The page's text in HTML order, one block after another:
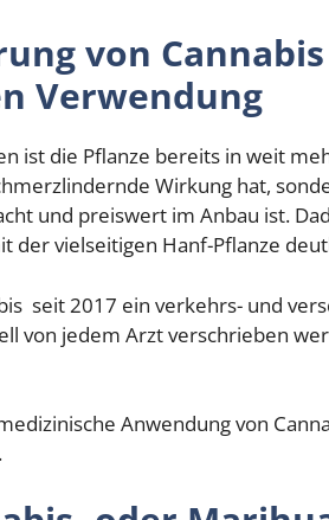
von
Verwendung
ist die Pflanze bereits in weit
Wirkung hat,
und preiswert im Anbau ist.
der vielseitigen Hanf-Pflanze
seit 2017 ein verkehrs- und
von jedem Arzt verschrieben
Anwendung von